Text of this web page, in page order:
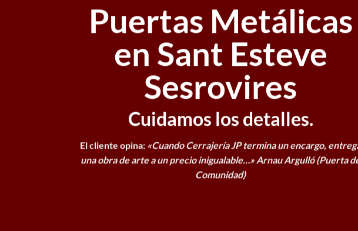
Puertas Metálicas
en Sant Esteve
Sesrovires
Cuidamos los detalles.
El cliente opina: «Cuando Cerrajería JP termina un encargo,
una obra de arte a un precio inigualable…» Arnau Argulló (Puerta
Comunidad)